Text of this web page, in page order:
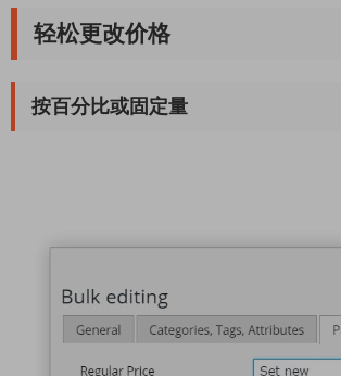
轻松更改价格
按百分比或固定量